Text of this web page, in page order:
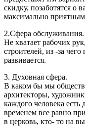
скидку, позаботятся о
максимально
2.Сфера обслуживания.
Не хватает рабочих
строителей, из -за
развивается.
3. Духовная сфера.
В каком бы мы
архитекторы,
каждого человека
временем все равно
в церковь, кто- то на